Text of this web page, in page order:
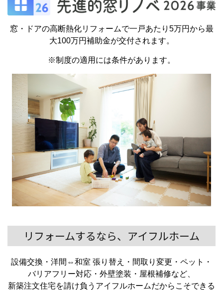
窓・ドアの高断熱化リフォームで一戸あたり5万円から最
大100万円補助金が交付されます。
※制度の適用には条件があります。
リフォームするなら、アイフルホーム
設備交換・洋間⇔和室 張り替え・間取り変更・ペット・
バリアフリー対応・外壁塗装・屋根補修など、
新築注文住宅を請け負うアイフルホームだからこそできる